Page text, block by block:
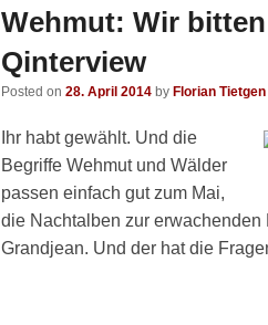
Wehmut: Wir
Qinterview
Posted on 28. April 2014 by Florian Tietgen
Ihr habt gewählt. Und die
Begriffe Wehmut und Wälder
passen einfach gut zum Mai,
die Nachtalben zur
Grandjean. Und der hat die